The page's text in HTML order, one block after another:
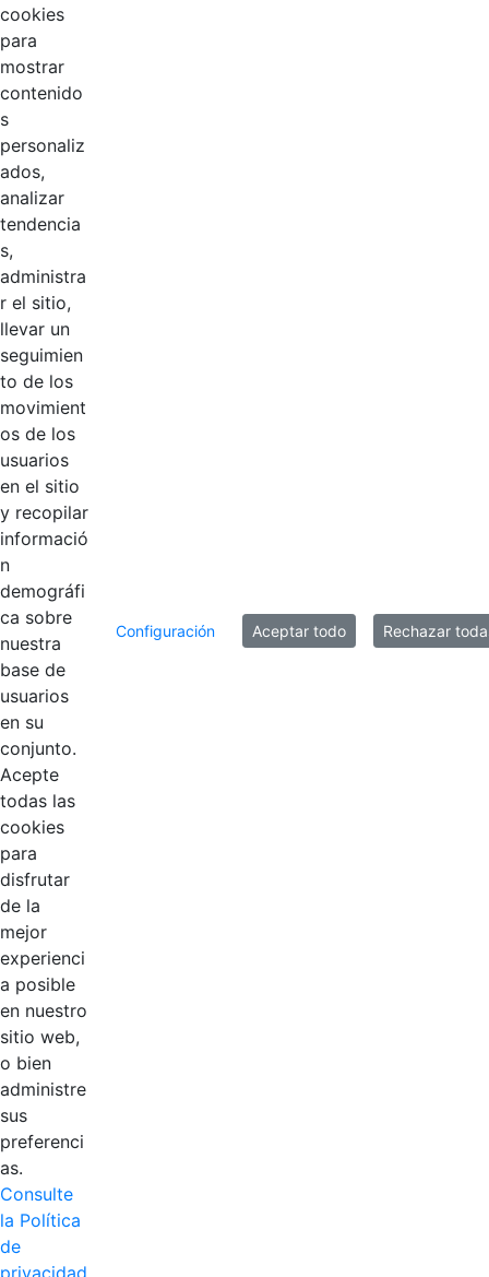
Productos
AÑADIR COMENTARIOS
cookies
para
mostrar
contenido
s
personaliz
ados,
analizar
tendencia
s,
administra
r el sitio,
llevar un
seguimien
to de los
movimient
os de los
usuarios
en el sitio
y recopilar
informació
n
demográfi
ca sobre
nuestra
base de
usuarios
en su
conjunto.
Acepte
todas las
cookies
para
disfrutar
de la
mejor
experienci
a posible
en nuestro
sitio web,
o bien
administre
sus
preferenci
as.
Consulte
la Política
de
privacidad
Configuración Aceptar todo Rechazar